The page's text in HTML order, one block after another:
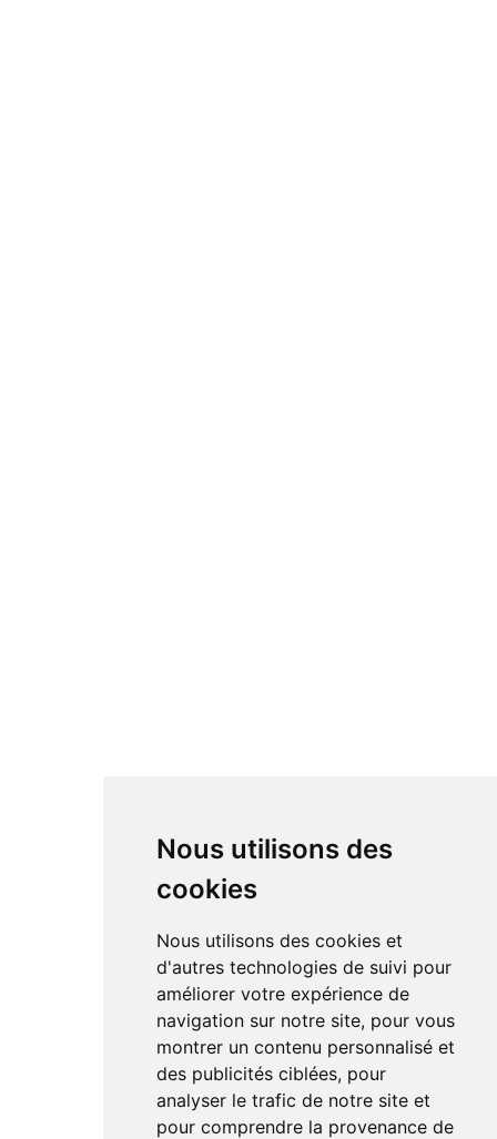
Nous utilisons des
cookies
Nous utilisons des cookies et
d'autres technologies de suivi pour
améliorer votre expérience de
navigation sur notre site, pour vous
montrer un contenu personnalisé et
des publicités ciblées, pour
analyser le trafic de notre site et
pour comprendre la provenance de